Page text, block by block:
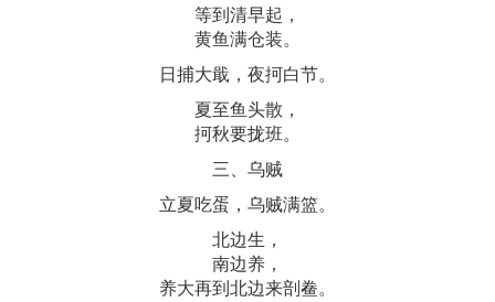
等到清早起，
黄鱼满仓装。
日捕大戢，夜抲白节。
夏至鱼头散，
抲秋要拢班。
三、乌贼
立夏吃蛋，乌贼满篮。
北边生，
南边养，
养大再到北边来剖鲞。